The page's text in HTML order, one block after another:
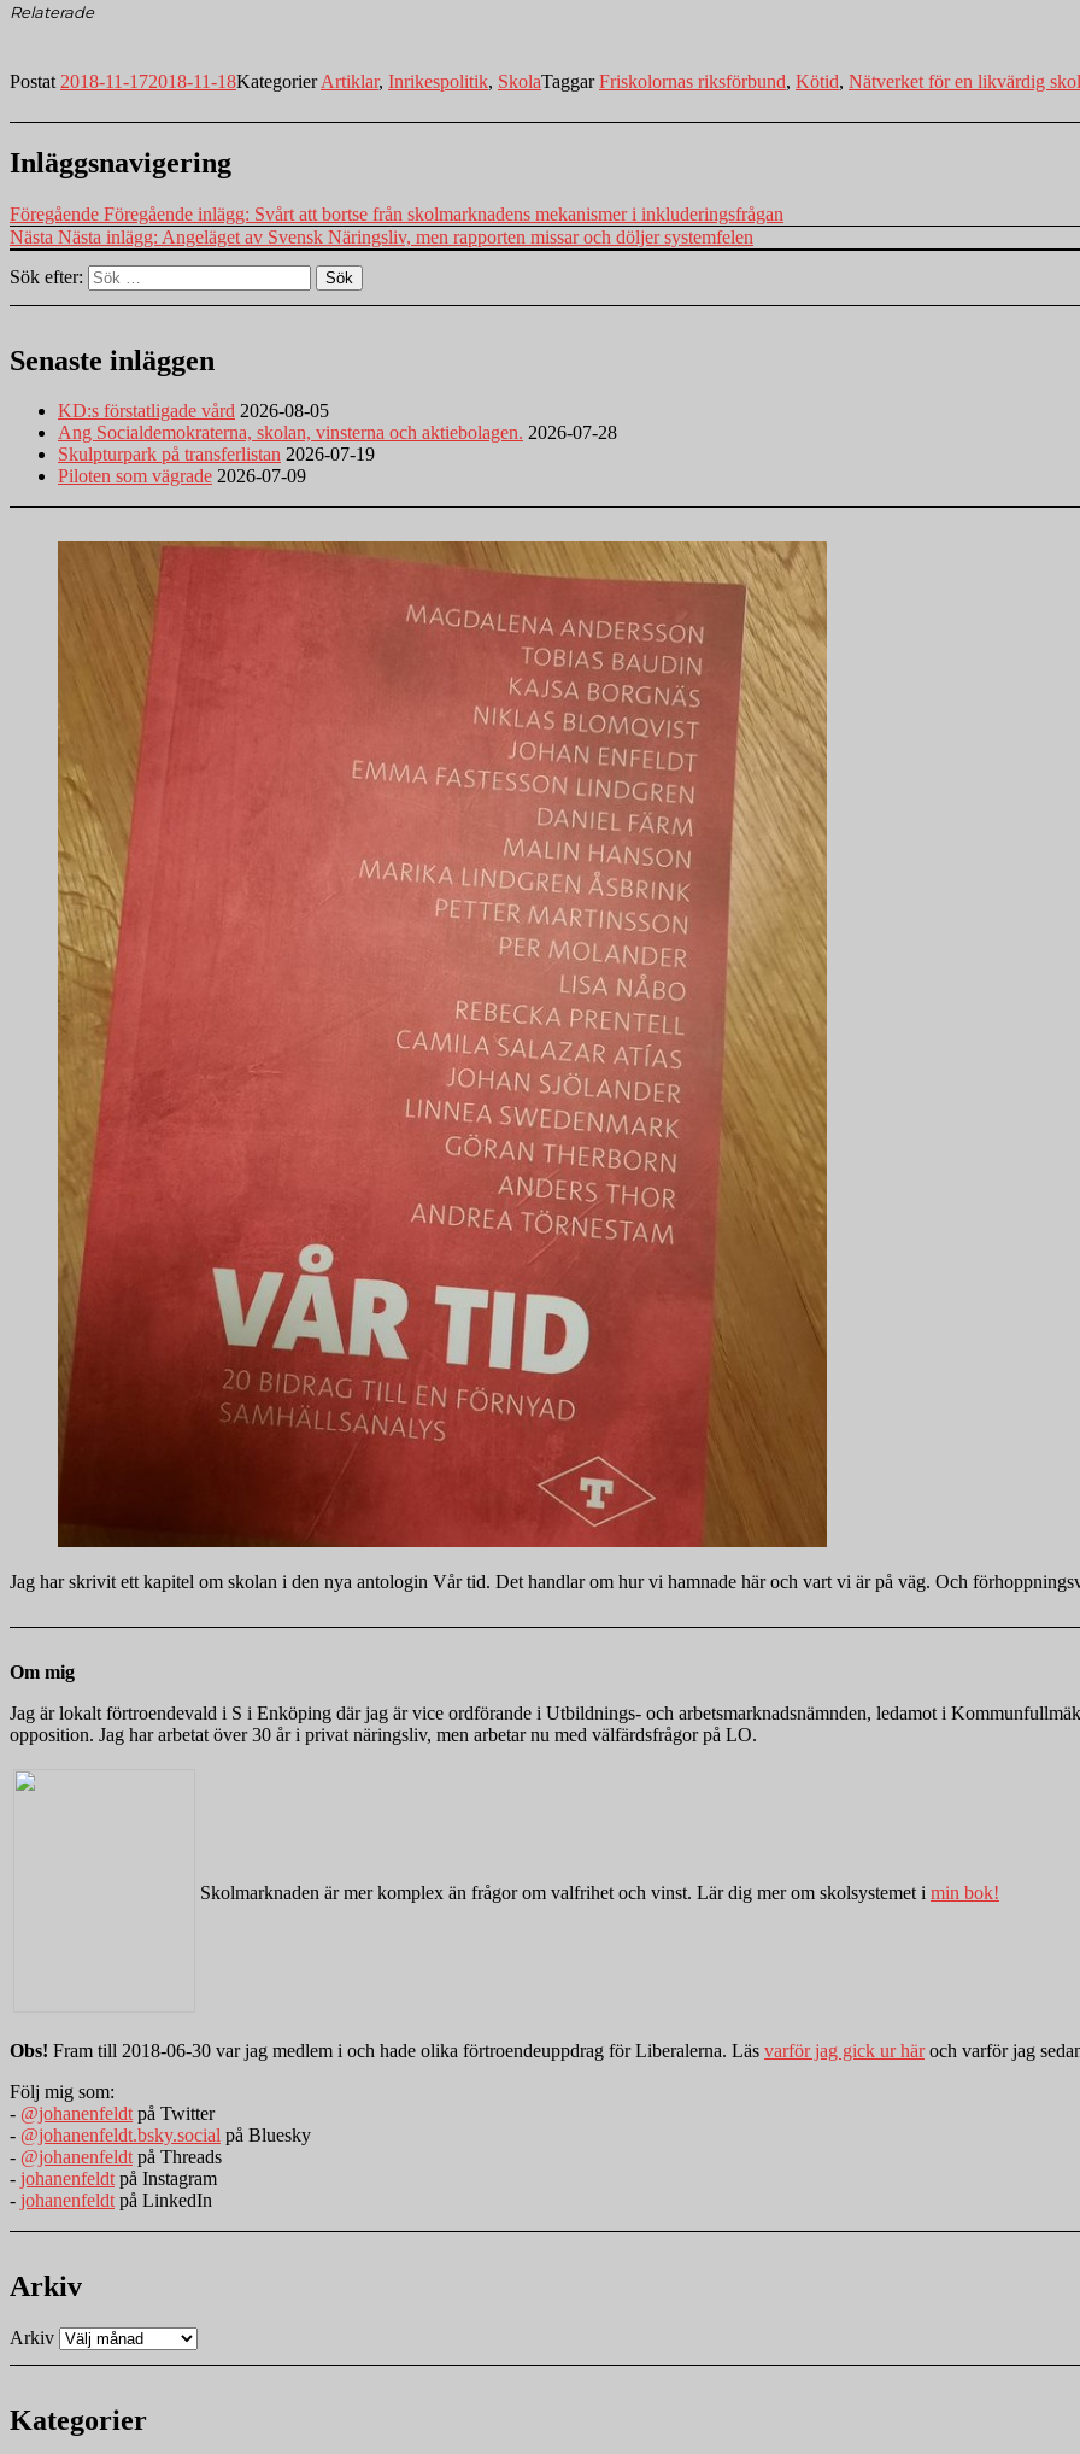
Relaterade
Postat 2018-11-172018-11-18KategorierArtiklar, Inrikespolitik, SkolaTaggarFriskolornas riksförbund, Kötid, Nätverket för en likvärdig
Inläggsnavigering
Föregående Föregående inlägg: Svårt att bortse från skolmarknadens mekanismer i inkluderingsfrågan
Nästa Nästa inlägg: Angeläget av Svensk Näringsliv, men rapporten missar och döljer systemfelen
Sök efter:
Sök
Senaste inläggen
KD:s förstatligade vård 2026-08-05
Ang Socialdemokraterna, skolan, vinsterna och aktiebolagen. 2026-07-28
Skulpturpark på transferlistan 2026-07-19
Piloten som vägrade 2026-07-09
Jag har skrivit ett kapitel om skolan i den nya antologin Vår tid. Det handlar om hur vi hamnade här och vart vi är på väg. Och
Om mig
Jag är lokalt förtroendevald i S i Enköping där jag är vice ordförande i Utbildnings- och arbetsmarknadsnämnden, ledamot i
opposition. Jag har arbetat över 30 år i privat näringsliv, men arbetar nu med välfärdsfrågor på LO.
Skolmarknaden är mer komplex än frågor om valfrihet och vinst. Lär dig mer om skolsystemet i min bok!
Obs! Fram till 2018-06-30 var jag medlem i och hade olika förtroendeuppdrag för Liberalerna. Läs varför jag gick ur häroch varför jag
Följ mig som:
- @johanenfeldtpå Twitter
- @johanenfeldt.bsky.social på Bluesky
- @johanenfeldtpå Threads
- johanenfeldtpå Instagram
- johanenfeldtpå LinkedIn
Arkiv
Arkiv
Kategorier